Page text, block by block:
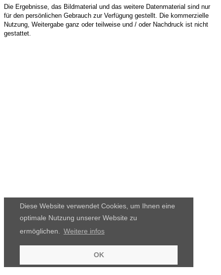
Diese Website verwendet Cookies, um Ihnen eine
optimale Nutzung unserer Website zu
ermöglichen.
Weitere infos
OK
Die Ergebnisse, das Bildmaterial und das weitere Datenmaterial sind nur
für den persönlichen Gebrauch zur Verfügung gestellt. Die kommerzielle
Nutzung, Weitergabe ganz oder teilweise und / oder Nachdruck ist nicht
gestattet.